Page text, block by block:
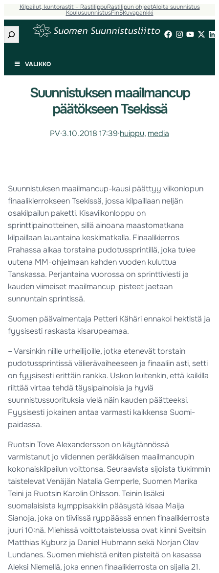
Kilpailut, kuntorastit – RastilippuRastilipun ohjeetAloita suunnistus
KoulusuunnistusFin5Kuvapankki
Etsi
VALIKKO
Suunnistuksen maailmancup
päätökseen Tsekissä
PV·3.10.2018 17:39·huippu, media
Suunnistuksen maailmancup-kausi päättyy viikonlopun
finaalikierrokseen Tsekissä, jossa kilpaillaan neljän
osakilpailun paketti. Kisaviikonloppu on
sprinttipainotteinen, sillä ainoana maastomatkana
kilpaillaan lauantaina keskimatkalla. Finaalikierros
Prahassa alkaa torstaina pudotussprintillä, joka tulee
uutena MM-ohjelmaan kahden vuoden kuluttua
Tanskassa. Perjantaina vuorossa on sprinttiviesti ja
kauden viimeiset maailmancup-pisteet jaetaan
sunnuntain sprintissä.
Suomen päävalmentaja Petteri Kähäri ennakoi hektistä ja
fyysisesti raskasta kisarupeamaa.
– Varsinkin niille urheilijoille, jotka etenevät torstain
pudotussprintissä välierävaiheeseen ja finaaliin asti, setti
on fyysisesti erittäin rankka. Uskon kuitenkin, että kaikilla
riittää virtaa tehdä täysipainoisia ja hyviä
suunnistussuorituksia vielä näin kauden päätteeksi.
Fyysisesti jokainen antaa varmasti kaikkensa Suomi-
paidassa.
Ruotsin Tove Alexandersson on käytännössä
varmistanut jo viidennen peräkkäisen maailmancupin
kokonaiskilpailun voittonsa. Seuraavista sijoista tiukimmin
taistelevat Venäjän Natalia Gemperle, Suomen Marika
Teini ja Ruotsin Karolin Ohlsson. Teinin lisäksi
suomalaisista kymppisakkiin pääsystä kisaa Maija
Sianoja, joka on tiiviissä ryppäässä ennen finaalikierrosta
juuri 10:nä. Miehissä voittotaistelussa ovat kiinni Sveitsin
Matthias Kyburz ja Daniel Hubmann sekä Norjan Olav
Lundanes. Suomen miehistä eniten pisteitä on kasassa
Aleksi Niemellä, joka ennen finaalikierrosta on sijalla 21.